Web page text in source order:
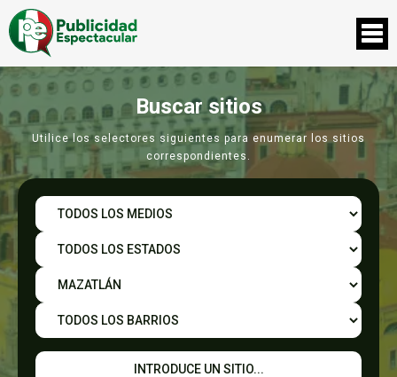
Buscar sitios
Utilice los selectores siguientes para enumerar los sitios
correspondientes.